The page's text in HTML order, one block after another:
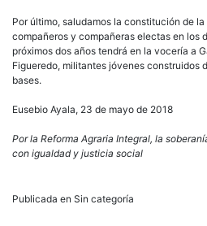
Por último, saludamos la constitución de
compañeros y compañeras electas en los
próximos dos años tendrá en la vocería a
Figueredo, militantes jóvenes construidos
bases.
Eusebio Ayala, 23 de mayo de 2018
Por la Reforma Agraria Integral, la
con igualdad y justicia social
Publicada en Sin categoría